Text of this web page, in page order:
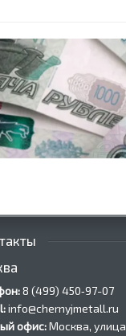
8 (499) 450‑97-07
info@chernyjmetall.ru
офис:Москва, улица